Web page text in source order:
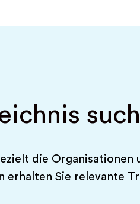
die
Sie relevante